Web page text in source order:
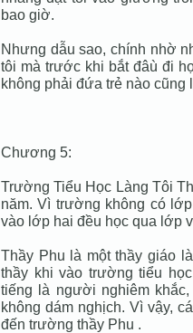
bao giờ.
Nhưng dẫu sao, chính nhờ
tôi mà trước khi bắt đâù đi
không phải đứa trẻ nào cũng
Chương 5:
Trường Tiểu Học Làng Tôi
năm. Vì trường không có
vào lớp hai đều học qua lớp
Thầy Phu là một thầy giáo
thầy khi vào trường tiểu
tiếng là người nghiêm
không dám nghịch. Vì vậy,
đến trường thầy Phu .